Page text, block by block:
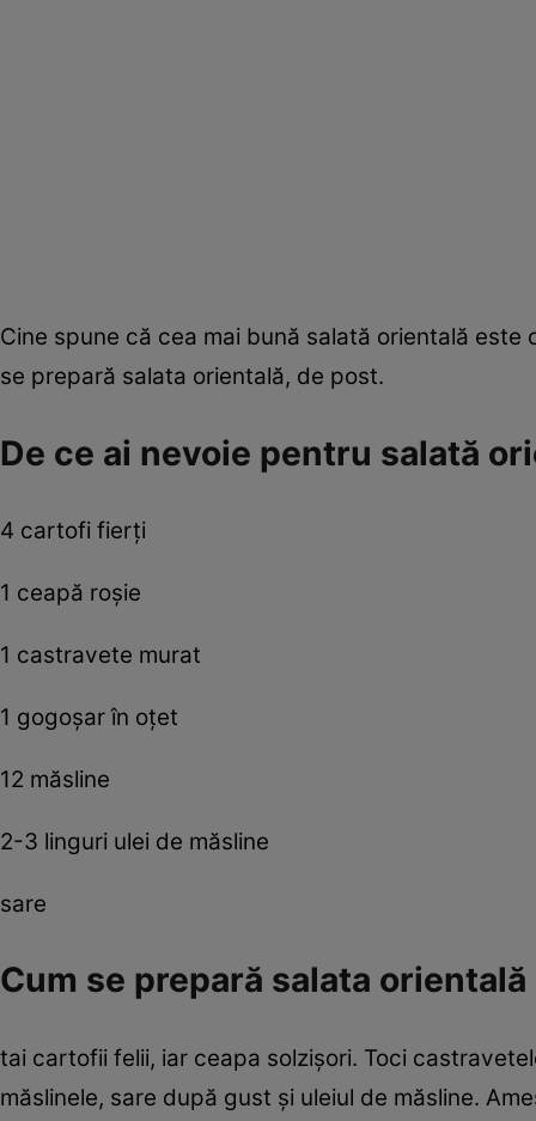
Cine spune că cea mai bună salată orientală
se prepară salata orientală, de post.
De ce ai nevoie pentru salată
4 cartofi fierţi
1 ceapă roşie
1 castravete murat
1 gogoşar în oţet
12 măsline
2-3 linguri ulei de măsline
sare
Cum se prepară salata
tai cartofii felii, iar ceapa solzişori. Toci
măslinele, sare după gust şi uleiul de măsline.